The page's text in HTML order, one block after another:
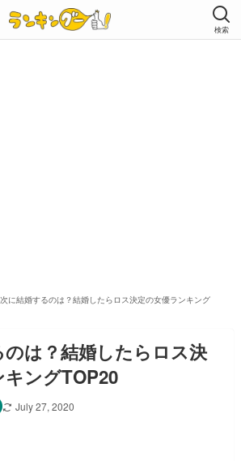
検索
次に結婚するのは？結婚したらロス決定の女優ランキング
は？結婚したらロス決
ングTOP20
July 27, 2020